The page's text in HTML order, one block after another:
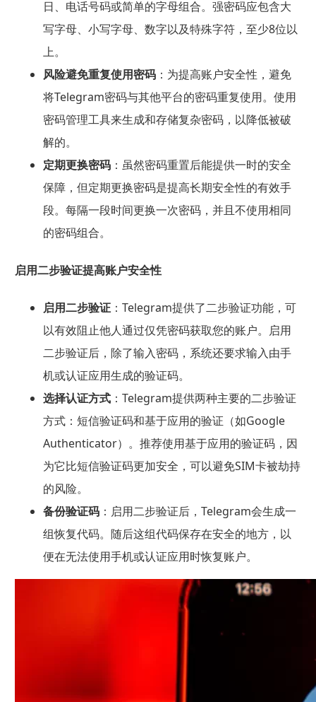
日、电话号码或简单的字母组合。强密码应包含大
写字母、小写字母、数字以及特殊字符，至少8位以
上。
风险避免重复使用密码：为提高账户安全性，避免
将Telegram密码与其他平台的密码重复使用。使用
密码管理工具来生成和存储复杂密码，以降低被破
解的。
定期更换密码：虽然密码重置后能提供一时的安全
保障，但定期更换密码是提高长期安全性的有效手
段。每隔一段时间更换一次密码，并且不使用相同
的密码组合。
启用二步验证提高账户安全性
启用二步验证：Telegram提供了二步验证功能，可
以有效阻止他人通过仅凭密码获取您的账户。启用
二步验证后，除了输入密码，系统还要求输入由手
机或认证应用生成的验证码。
选择认证方式：Telegram提供两种主要的二步验证
方式：短信验证码和基于应用的验证（如Google
Authenticator）。推荐使用基于应用的验证码，因
为它比短信验证码更加安全，可以避免SIM卡被劫持
的风险。
备份验证码：启用二步验证后，Telegram会生成一
组恢复代码。随后这组代码保存在安全的地方，以
便在无法使用手机或认证应用时恢复账户。